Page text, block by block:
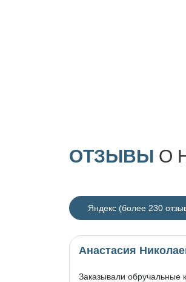
ОТЗЫВЫ О
Яндекс (более 230
Анастасия
Заказывали обручальные